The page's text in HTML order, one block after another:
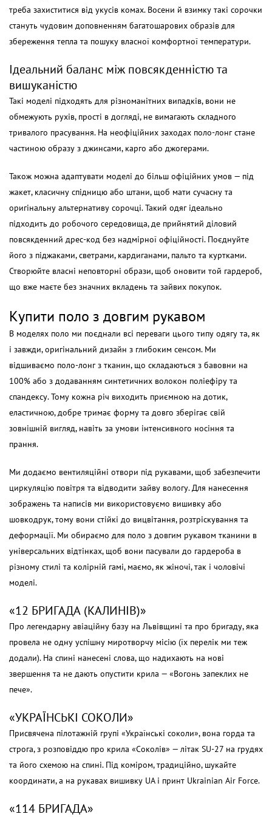
треба захиститися від укусів комах. Восени й взимку такі сорочки
стануть чудовим доповненням багатошарових образів для
збереження тепла та пошуку власної комфортної температури.
Ідеальний баланс між повсякденністю та
вишуканістю
Такі моделі підходять для різноманітних випадків, вони не
обмежують рухів, прості в догляді, не вимагають складного
тривалого прасування. На неофіційних заходах поло-лонг стане
частиною образу з джинсами, карго або джогерами.
Також можна адаптувати моделі до більш офіційних умов — під
жакет, класичну спідницю або штани, щоб мати сучасну та
оригінальну альтернативу сорочці. Такий одяг ідеально
підходить до робочого середовища, де прийнятий діловий
повсякденний дрес-код без надмірної офіційності. Поєднуйте
його з піджаками, светрами, кардиганами, пальто та куртками.
Створюйте власні неповторні образи, щоб оновити той гардероб,
що вже маєте без значних вкладень та зайвих покупок.
Купити поло з довгим рукавом
В моделях поло ми поєднали всі переваги цього типу одягу та, як
і завжди, оригінальний дизайн з глибоким сенсом. Ми
відшиваємо поло-лонгз тканин, що складаються з бавовни на
100% або з додаванням синтетичних волокон поліефіру та
спандексу. Тому кожна річ виходить приємною на дотик,
еластичною, добре тримає форму та довго зберігає свій
зовнішній вигляд, навіть за умови інтенсивного носіння та
прання.
Ми додаємо вентиляційні отвори під рукавами, щоб забезпечити
циркуляцію повітря та відводити зайву вологу. Для нанесення
зображень та написів ми використовуємо вишивку або
шовкодрук, тому вони стійкі до вицвітання, розтріскування та
деформації. Ми обираємо для поло з довгим рукавом тканини в
універсальних відтінках, щоб вони пасували до гардероба в
різному стилі та колірній гамі, маємо, як жіночі, так і чоловічі
моделі.
«12 БРИГАДА (КАЛИНІВ)»
Про легендарну авіаційну базу на Львівщині та про бригаду, яка
провела не одну успішну миротворчу місію (їх перелік ми теж
додали). На спині нанесені слова, що надихають на нові
звершення та не дають опустити крила — «Вогонь запеклих не
пече».
«УКРАЇНСЬКІ СОКОЛИ»
Присвячена пілотажній групі «Українські соколи», вона горда та
строга, з розповіддю про крила «Соколів» — літак SU-27 на грудях
та його схемою на спині. Під коміром, традиційно, шукайте
координати, а на рукавах вишивку UA і принт Ukrainian Air Force.
«114 БРИГАДА»